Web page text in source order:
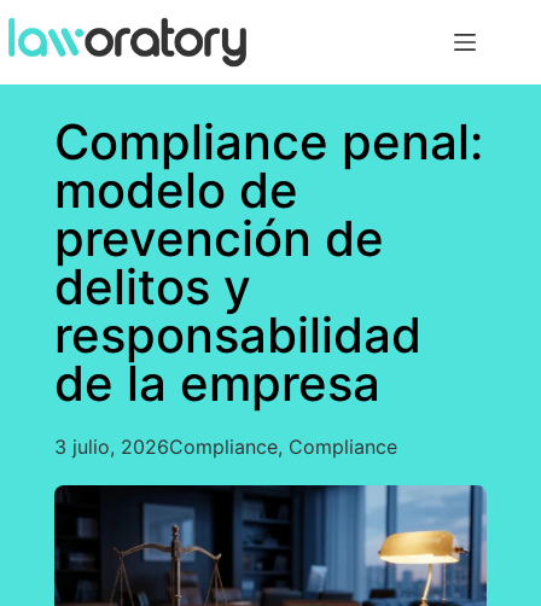
Compliance penal:
modelo de
prevención de
delitos y
responsabilidad
de la empresa
3 julio, 2026Compliance, Compliance